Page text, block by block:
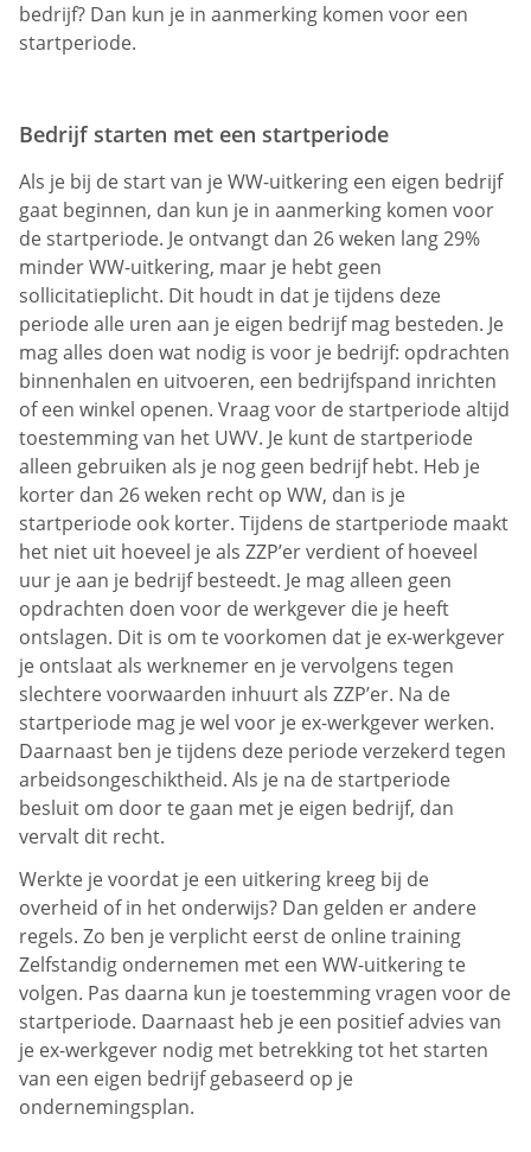
bedrijf? Dan kun je in aanmerking komen voor een
startperiode.
Bedrijf starten met een startperiode
Als je bij de start van je WW-uitkering een eigen bedrijf
gaat beginnen, dan kun je in aanmerking komen voor
de startperiode. Je ontvangt dan 26 weken lang 29%
minder WW-uitkering, maar je hebt geen
sollicitatieplicht. Dit houdt in dat je tijdens deze
periode alle uren aan je eigen bedrijf mag besteden. Je
mag alles doen wat nodig is voor je bedrijf: opdrachten
binnenhalen en uitvoeren, een bedrijfspand inrichten
of een winkel openen. Vraag voor de startperiode altijd
toestemming van het UWV. Je kunt de startperiode
alleen gebruiken als je nog geen bedrijf hebt. Heb je
korter dan 26 weken recht op WW, dan is je
startperiode ook korter. Tijdens de startperiode maakt
het niet uit hoeveel je als ZZP’er verdient of hoeveel
uur je aan je bedrijf besteedt. Je mag alleen geen
opdrachten doen voor de werkgever die je heeft
ontslagen. Dit is om te voorkomen dat je ex-werkgever
je ontslaat als werknemer en je vervolgens tegen
slechtere voorwaarden inhuurt als ZZP’er. Na de
startperiode mag je wel voor je ex-werkgever werken.
Daarnaast ben je tijdens deze periode verzekerd tegen
arbeidsongeschiktheid. Als je na de startperiode
besluit om door te gaan met je eigen bedrijf, dan
vervalt dit recht.
Werkte je voordat je een uitkering kreeg bij de
overheid of in het onderwijs? Dan gelden er andere
regels. Zo ben je verplicht eerst de online training
Zelfstandig ondernemen met een WW-uitkering te
volgen. Pas daarna kun je toestemming vragen voor de
startperiode. Daarnaast heb je een positief advies van
je ex-werkgever nodig met betrekking tot het starten
van een eigen bedrijf gebaseerd op je
ondernemingsplan.